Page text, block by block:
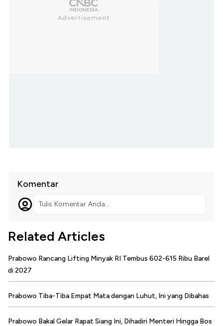
Komentar
Tulis Komentar Anda...
Related Articles
Prabowo Rancang Lifting Minyak RI Tembus 602-615 Ribu Barel
di 2027
Prabowo Tiba-Tiba Empat Mata dengan Luhut, Ini yang Dibahas
Prabowo Bakal Gelar Rapat Siang Ini, Dihadiri Menteri Hingga Bos